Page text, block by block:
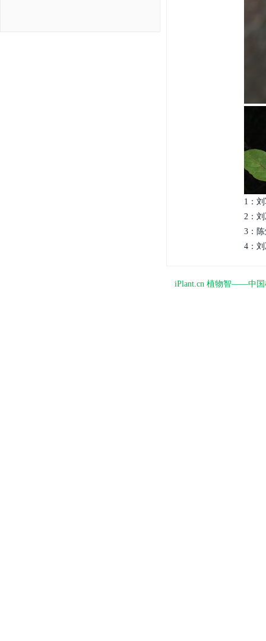
1：
2：刘
3：陈
4：
iPlant.cn 植物智——中国